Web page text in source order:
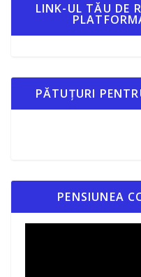
LINK-UL TĂU DE
PĂTUȚURI
PENSIUNEA